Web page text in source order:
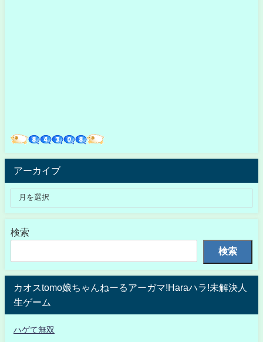
アーカイブ
検索
検索
カオスtomo娘ちゃんねーるアーガマ!Haraハラ!未解決人
生ゲーム
ハゲて無双